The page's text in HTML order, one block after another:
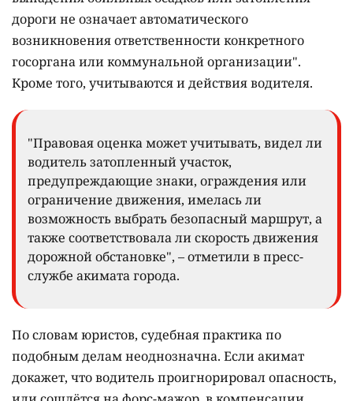
дороги не означает автоматического
возникновения ответственности конкретного
госоргана или коммунальной организации".
Кроме того, учитываются и действия водителя.
"Правовая оценка может учитывать, видел ли
водитель затопленный участок,
предупреждающие знаки, ограждения или
ограничение движения, имелась ли
возможность выбрать безопасный маршрут, а
также соответствовала ли скорость движения
дорожной обстановке", – отметили в пресс-
службе акимата города.
По словам юристов, судебная практика по
подобным делам неоднозначна. Если акимат
докажет, что водитель проигнорировал опасность,